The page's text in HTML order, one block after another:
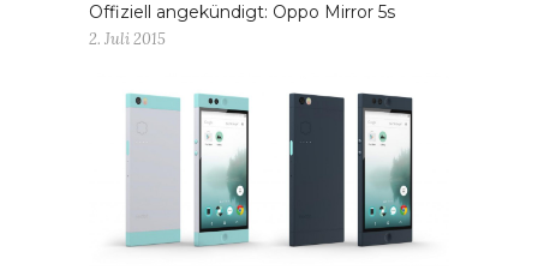
Offiziell angekündigt: Oppo Mirror 5s
2. Juli 2015